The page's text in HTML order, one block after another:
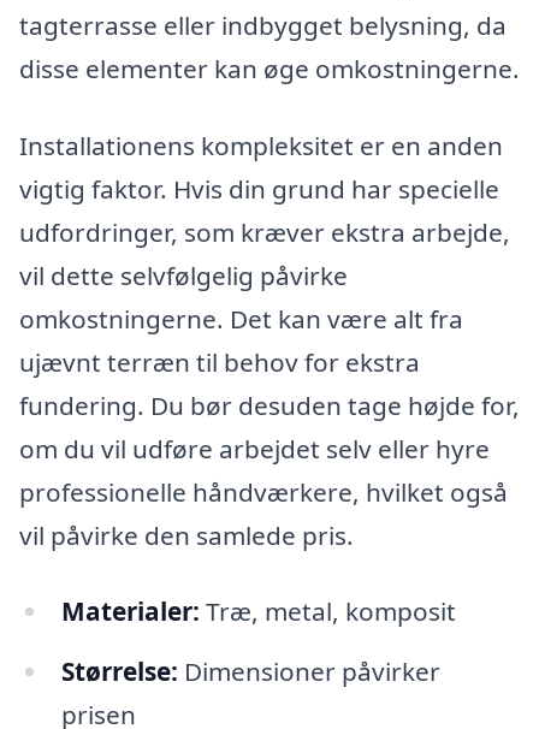
tagterrasse eller indbygget belysning, da
disse elementer kan øge omkostningerne.
Installationens kompleksitet er en anden
vigtig faktor. Hvis din grund har specielle
udfordringer, som kræver ekstra arbejde,
vil dette selvfølgelig påvirke
omkostningerne. Det kan være alt fra
ujævnt terræn til behov for ekstra
fundering. Du bør desuden tage højde for,
om du vil udføre arbejdet selv eller hyre
professionelle håndværkere, hvilket også
vil påvirke den samlede pris.
Materialer: Træ, metal, komposit
Størrelse: Dimensioner påvirker
prisen